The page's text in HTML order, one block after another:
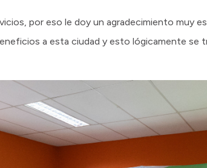
por eso le doy un agradecimiento muy
a esta ciudad y esto lógicamente se